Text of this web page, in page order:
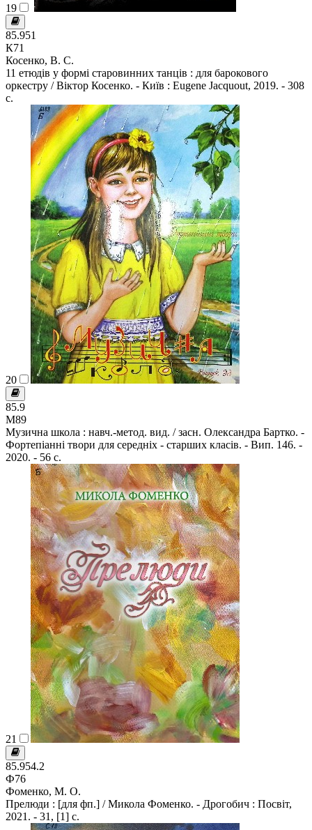
19
85.951
К71
Косенко, В. С.
11 етюдів у формі старовинних танців : для барокового
оркестру / Віктор Косенко. - Київ : Eugene Jacquout, 2019. - 308
с.
20
85.9
М89
Музична школа : навч.-метод. вид. / засн. Олександра Бартко. -
Фортепіанні твори для середніх - старших класів. - Вип. 146. -
2020. - 56 с.
21
85.954.2
Ф76
Фоменко, М. О.
Прелюди : [для фп.] / Микола Фоменко. - Дрогобич : Посвіт,
2021. - 31, [1] с.